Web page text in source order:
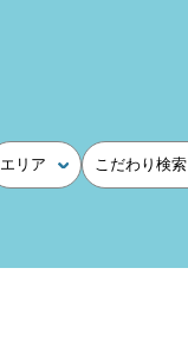
エリア こだわり検索